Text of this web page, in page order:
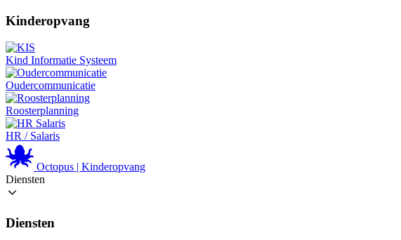
Kinderopvang
Kind Informatie Systeem
Oudercommunicatie
Roosterplanning
HR / Salaris
Octopus | Kinderopvang
Diensten
Diensten